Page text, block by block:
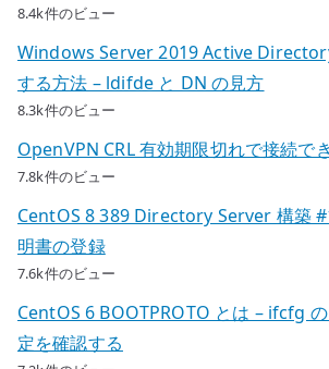
8.4k件のビュー
Windows Server 2019 Active
する方法 – ldifde と DN の見方
8.3k件のビュー
OpenVPN CRL 有効期限切れで接続で
7.8k件のビュー
CentOS 8 389 Directory Server 構築
明書の登録
7.6k件のビュー
CentOS 6 BOOTPROTO とは – ifcfg
定を確認する